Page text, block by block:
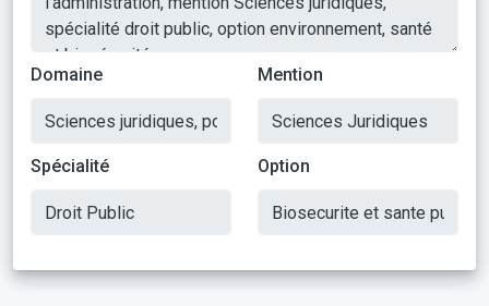
Domaine Mention
Spécialité Option